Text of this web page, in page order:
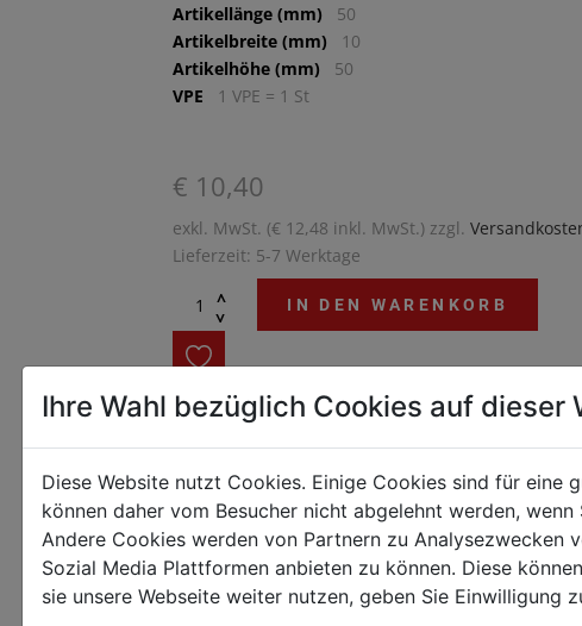
Artikellänge (mm)
50
Artikelbreite (mm)
10
Artikelhöhe (mm)
50
VPE
1 VPE = 1 St
€ 10,40
exkl. MwSt. (€ 12,48 inkl. MwSt.) zzgl.
Lieferzeit: 5-7 Werktage
^
^
IN DEN WARENKORB
1 Stk. Tassenkorbmit 16 Einteilungen11,4 x 11,4 x
EinteilungenMaterial: PolypropylenFarbe:
beige/braunAußenmaß: 50 x 50 x 10 cmInnenmaß:
46,5 x 8,7 cm
Ihre Wahl bezüglich Cookies auf dieser
Diese Website nutzt Cookies. Einige Cookies sind für eine
können daher vom Besucher nicht abgelehnt werden,
Andere Cookies werden von Partnern zu Analysezwecken
Sozial Media Plattformen anbieten zu können. Diese
sie unsere Webseite weiter nutzen, geben Sie Einwilligung